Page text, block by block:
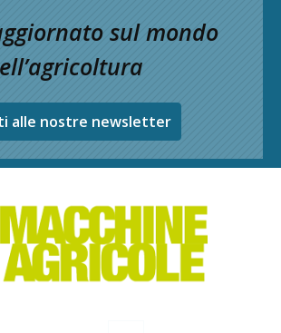
sul mondo
alle nostre newsletter